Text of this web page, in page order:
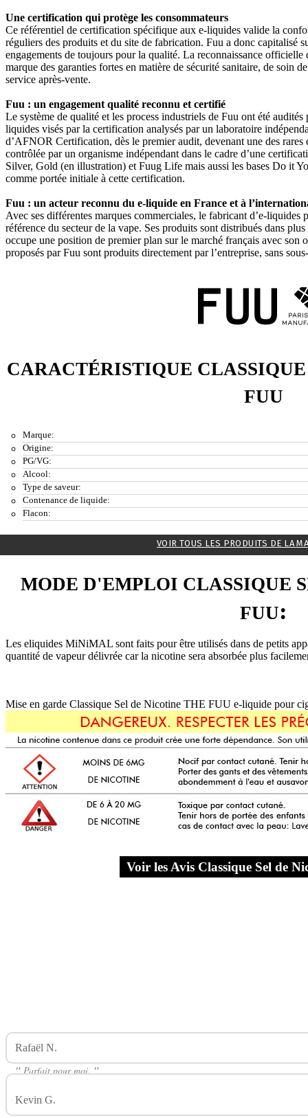
Une certification qui protège les consommateurs
Ce référentiel de certification spécifique aux e-liquides valide la
réguliers des produits et du site de fabrication. Fuu a donc capitalisé
engagements de toujours pour la qualité. La reconnaissance
marque des garanties fortes en matière de sécurité sanitaire, de soin
service après-vente.
Fuu : un engagement qualité reconnu et certifié
Le système de qualité et les process industriels de Fuu ont été
liquides visés par la certification analysés par un laboratoire
d’AFNOR Certification, dès le premier audit, devenant une des rares
contrôlée par un organisme indépendant dans le cadre d’une
Silver, Gold (en illustration) et Fuug Life mais aussi les bases Do it
comme portée initiale à cette certification.
Fuu : un acteur reconnu du e-liquide en France et à
Avec ses différentes marques commerciales, le fabricant d’e-liquides
référence du secteur de la vape. Ses produits sont distribués dans
occupe une position de premier plan sur le marché français avec son
proposés par Fuu sont produits directement par l’entreprise, sans
CARACTÉRISTIQUE
FUU
Marque:
Origine:
PG/VG:
Alcool:
Type de saveur:
Contenance de liquide:
Flacon:
VOIR TOUS LES PRODUITS DE LA
MODE D'EMPLOI CLASSIQUE
FUU:
Les eliquides MiNiMAL sont faits pour être utilisés dans de petits
quantité de vapeur délivrée car la nicotine sera absorbée plus
Mise en garde Classique Sel de Nicotine THE FUU e-liquide pour
Voir les Avis Classique Sel de
Rafaël N.
"Parfait pour moi."
Kevin G.